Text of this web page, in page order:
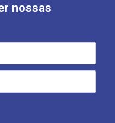
nossas